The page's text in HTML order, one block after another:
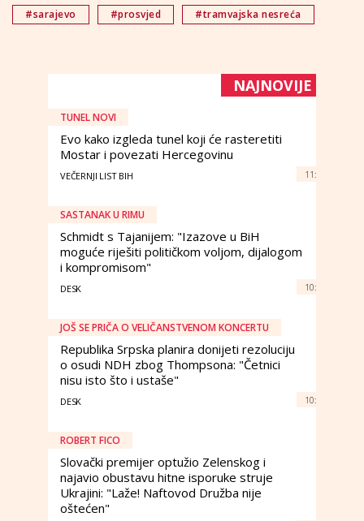
#sarajevo #prosvjed #tramvajska nesreća
NAJNOVIJE
TUNEL NOVI
Evo kako izgleda tunel koji će rasteretiti
Mostar i povezati Hercegovinu
VEČERNJI LIST BIH 11:
SASTANAK U RIMU
Schmidt s Tajanijem: "Izazove u BiH
moguće riješiti političkom voljom, dijalogom
i kompromisom"
DESK 10:
JOŠ SE PRIČA O VELIČANSTVENOM KONCERTU
Republika Srpska planira donijeti rezoluciju
o osudi NDH zbog Thompsona: "Četnici
nisu isto što i ustaše"
DESK 10:
ROBERT FICO
Slovački premijer optužio Zelenskog i
najavio obustavu hitne isporuke struje
Ukrajini: "Laže! Naftovod Družba nije
oštećen"